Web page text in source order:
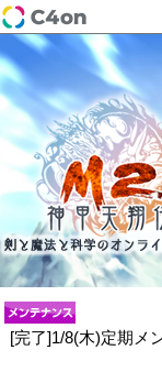
[完了]1/8(木)定期メ